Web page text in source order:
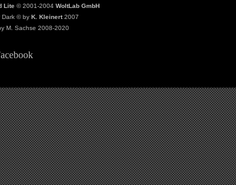
Lite© 2001-2004 WoltLab GmbH
Dark © by K. Kleinert2007
M. Sachse 2008-2020